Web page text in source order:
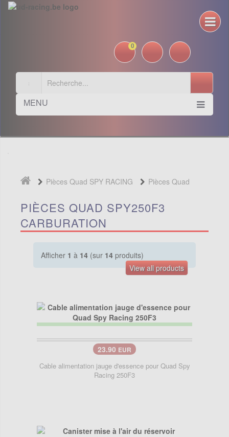
0
MENU
Pièces Quad SPY RACING
Pièces Quad
SPY250F3
Carburation
PIÈCES QUAD SPY250F3
CARBURATION
Afficher 1 à 14 (sur 14 produits)
View all products
23.90 EUR
Cable alimentation jauge d'essence pour Quad Spy
Racing 250F3